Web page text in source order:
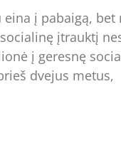
eina į pabaigą, bet
įtrauktį
į geresnę
dvejus metus,